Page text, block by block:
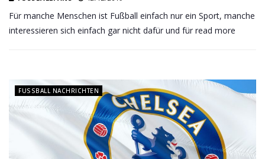
Für manche Menschen ist Fußball einfach nur ein Sport, manche
interessieren sich einfach gar nicht dafür und für read more
FUSSBALL NACHRICHTEN